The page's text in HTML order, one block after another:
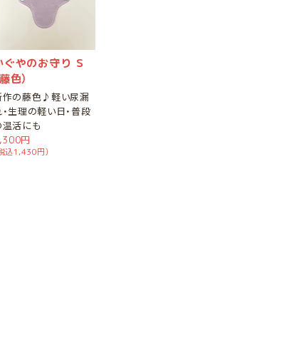
ぐやのお守り Ｓ
藤色）
作の藤色♪軽い尿漏
・生理の軽い日・普段
温活にも
円
込1,430円）